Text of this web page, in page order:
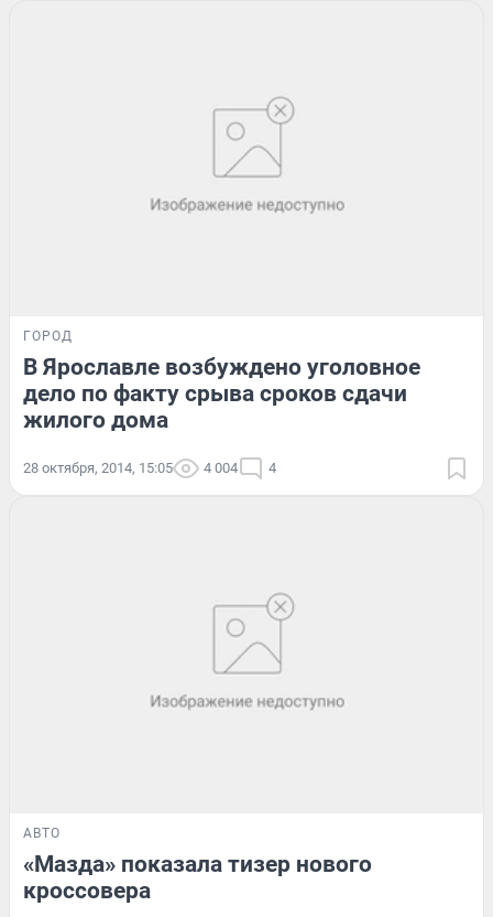
ГОРОД
В Ярославле возбуждено уголовное
дело по факту срыва сроков сдачи
жилого дома
28 октября, 2014, 15:05 4 004 4
АВТО
«Мазда» показала тизер нового
кроссовера